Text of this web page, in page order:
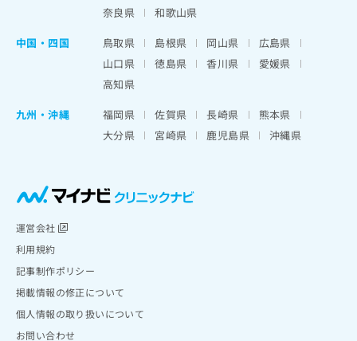
奈良県
和歌山県
中国・四国
鳥取県 島根県 岡山県
広島県
山口県
徳島県 香川県
愛媛県
高知県
九州・沖縄
福岡県 佐賀県 長崎県
熊本県
大分県
宮崎県 鹿児島県 沖縄県
運営会社
利用規約
記事制作ポリシー
掲載情報の修正について
個人情報の取り扱いについて
お問い合わせ